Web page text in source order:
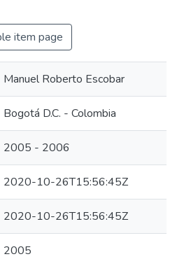
item page
Manuel Roberto Escobar
Bogotá D.C. - Colombia
2005 - 2006
2020-10-26T15:56:45Z
2020-10-26T15:56:45Z
2005